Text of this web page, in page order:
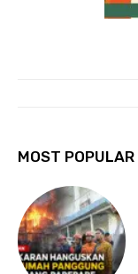
MOST POPULAR